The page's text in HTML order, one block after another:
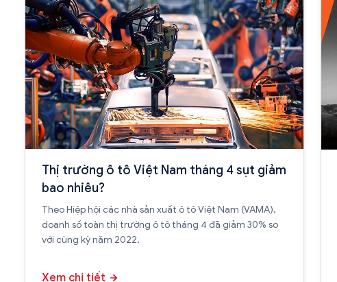
Thị trường ô tô Việt Nam tháng 4 sụt giảm
bao nhiêu?
Theo Hiệp hội các nhà sản xuất ô tô Việt Nam (VAMA),
doanh số toàn thị trường ô tô tháng 4 đã giảm 30% so
với cùng kỳ năm 2022.
Xem chi tiết